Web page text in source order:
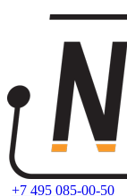
+7 495 085-00-50